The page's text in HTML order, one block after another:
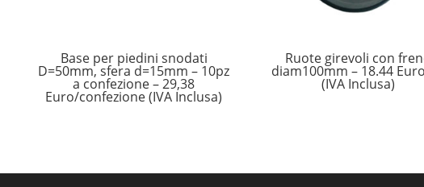
Base per piedini snodati
D=50mm, sfera d=15mm – 10pz
a confezione – 29,38
Euro/confezione (IVA Inclusa)
Ruote girevoli con
diam100mm – 18.44
(IVA Inclusa)